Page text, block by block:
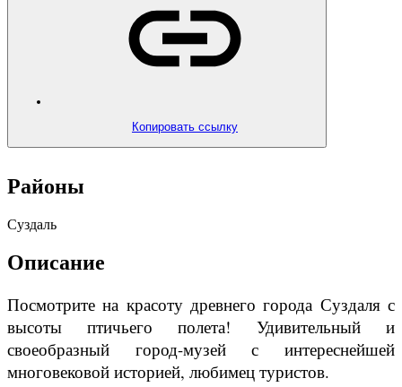
Копировать ссылку
Районы
Суздаль
Описание
Посмотрите на красоту древнего города Суздаля с
высоты птичьего полета! Удивительный и
своеобразный город-музей с интереснейшей
многовековой историей, любимец туристов.